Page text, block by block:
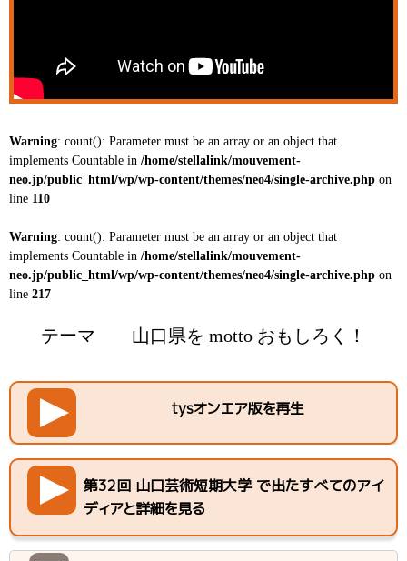
Warning: count(): Parameter must be an array or an object that
implements Countable in /home/stellalink/mouvement-
neo.jp/public_html/wp/wp-content/themes/neo4/single-archive.php on
line 110
Warning: count(): Parameter must be an array or an object that
implements Countable in /home/stellalink/mouvement-
neo.jp/public_html/wp/wp-content/themes/neo4/single-archive.php on
line 217
テーマ 山口県を motto おもしろく！
tysオンエア版を再生
第32回 山口芸術短期大学 で出たすべてのアイ
ディアと詳細を見る